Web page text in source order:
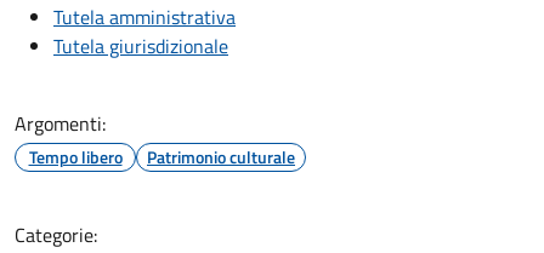
Tutela amministrativa
Tutela giurisdizionale
Argomenti:
Tempo libero Patrimonio culturale
Categorie: